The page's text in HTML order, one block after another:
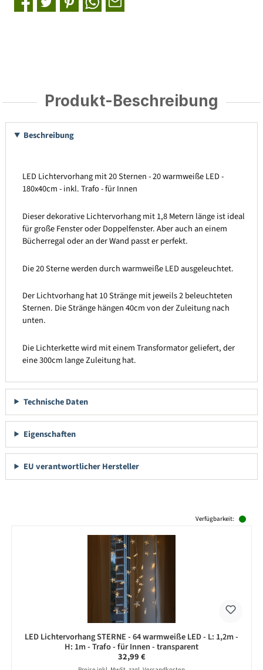
Produkt-Beschreibung
Beschreibung
LED Lichtervorhang mit 20 Sternen - 20 warmweiße LED -
180x40cm - inkl. Trafo - für Innen
Dieser dekorative Lichtervorhang mit 1,8 Metern länge ist ideal
für große Fenster oder Doppelfenster. Aber auch an einem
Bücherregal oder an der Wand passt er perfekt.
Die 20 Sterne werden durch warmweiße LED ausgeleuchtet.
Der Lichtvorhang hat 10 Stränge mit jeweils 2 beleuchteten
Sternen. Die Stränge hängen 40cm von der Zuleitung nach
unten.
Die Lichterkette wird mit einem Transformator geliefert, der
eine 300cm lange Zuleitung hat.
Technische Daten
Eigenschaften
EU verantwortlicher Hersteller
Verfügbarkeit:
LED Lichtervorhang STERNE - 64 warmweiße LED - L: 1,2m -
H: 1m - Trafo - für Innen - transparent
Regulärer Preis:
32,99 €